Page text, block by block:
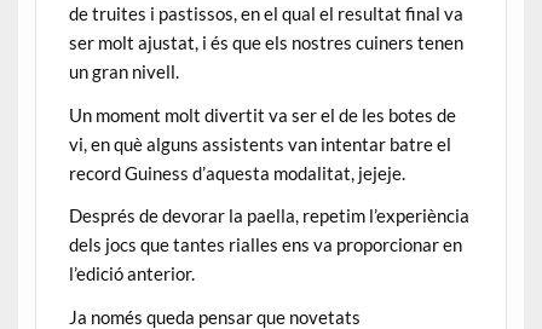
de truites i pastissos, en el qual el resultat final va
ser molt ajustat, i és que els nostres cuiners tenen
un gran nivell.
Un moment molt divertit va ser el de les botes de
vi, en què alguns assistents van intentar batre el
record Guiness d’aquesta modalitat, jejeje.
Després de devorar la paella, repetim l’experiència
dels jocs que tantes rialles ens va proporcionar en
l’edició anterior.
Ja només queda pensar que novetats